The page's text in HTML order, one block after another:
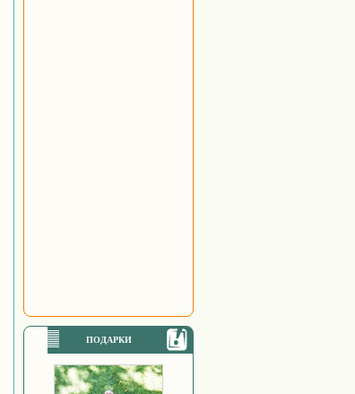
ПОДАРКИ